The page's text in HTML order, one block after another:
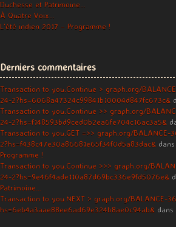
Duchesse et Patrimoine…
À Quatre Voix…
L’été indien 2017 – Programme !
Derniers commentaires
Transaction to you.Continue > graph.org/
24-2?hs=6068a47324c99841b10004d847fc673c&
Transaction to you.Continue >> graph.org/
24-2?hs=f148593bd9ced0b2ea6fe704c16ac3a5&
Transaction to you.GET =>> graph.org/BALANCE-
2?hs=f438c47e30a86681e65f34f0d5a83dac& dans
Programme !
Transaction to you.Continue >>> graph.org/
24-2?hs=9e46f4ade110a87d69bc336e9fd5076e&
Patrimoine…
Transaction to you.NEXT > graph.org/BALANCE-
hs=6eb4a3aae88ee6ad69e324b8ae0c94ab& dans